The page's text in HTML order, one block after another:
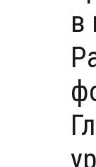
в